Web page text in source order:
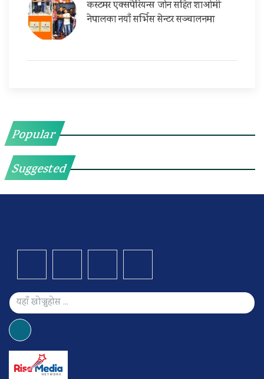
कस्टमर एक्सपेरियन्स जोन सहित शाओमी
नेपालका नयाँ सर्भिस सेन्टर सञ्चालनमा
Popular
Suggested